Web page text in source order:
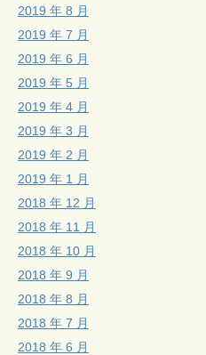
2019 年 8 月
2019 年 7 月
2019 年 6 月
2019 年 5 月
2019 年 4 月
2019 年 3 月
2019 年 2 月
2019 年 1 月
2018 年 12 月
2018 年 11 月
2018 年 10 月
2018 年 9 月
2018 年 8 月
2018 年 7 月
2018 年 6 月